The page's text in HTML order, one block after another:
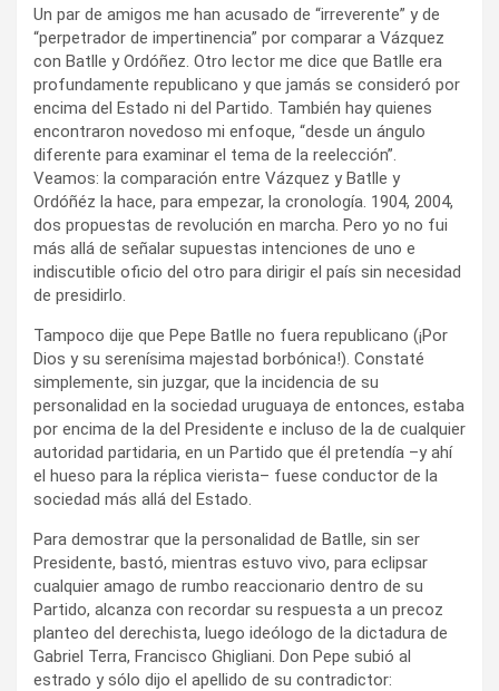
Un par de amigos me han acusado de “irreverente” y de
“perpetrador de impertinencia” por comparar a Vázquez
con Batlle y Ordóñez. Otro lector me dice que Batlle era
profundamente republicano y que jamás se consideró por
encima del Estado ni del Partido. También hay quienes
encontraron novedoso mi enfoque, “desde un ángulo
diferente para examinar el tema de la reelección”.
Veamos: la comparación entre Vázquez y Batlle y
Ordóñéz la hace, para empezar, la cronología. 1904, 2004,
dos propuestas de revolución en marcha. Pero yo no fui
más allá de señalar supuestas intenciones de uno e
indiscutible oficio del otro para dirigir el país sin necesidad
de presidirlo.
Tampoco dije que Pepe Batlle no fuera republicano (¡Por
Dios y su serenísima majestad borbónica!). Constaté
simplemente, sin juzgar, que la incidencia de su
personalidad en la sociedad uruguaya de entonces, estaba
por encima de la del Presidente e incluso de la de cualquier
autoridad partidaria, en un Partido que él pretendía –y ahí
el hueso para la réplica vierista– fuese conductor de la
sociedad más allá del Estado.
Para demostrar que la personalidad de Batlle, sin ser
Presidente, bastó, mientras estuvo vivo, para eclipsar
cualquier amago de rumbo reaccionario dentro de su
Partido, alcanza con recordar su respuesta a un precoz
planteo del derechista, luego ideólogo de la dictadura de
Gabriel Terra, Francisco Ghigliani. Don Pepe subió al
estrado y sólo dijo el apellido de su contradictor: